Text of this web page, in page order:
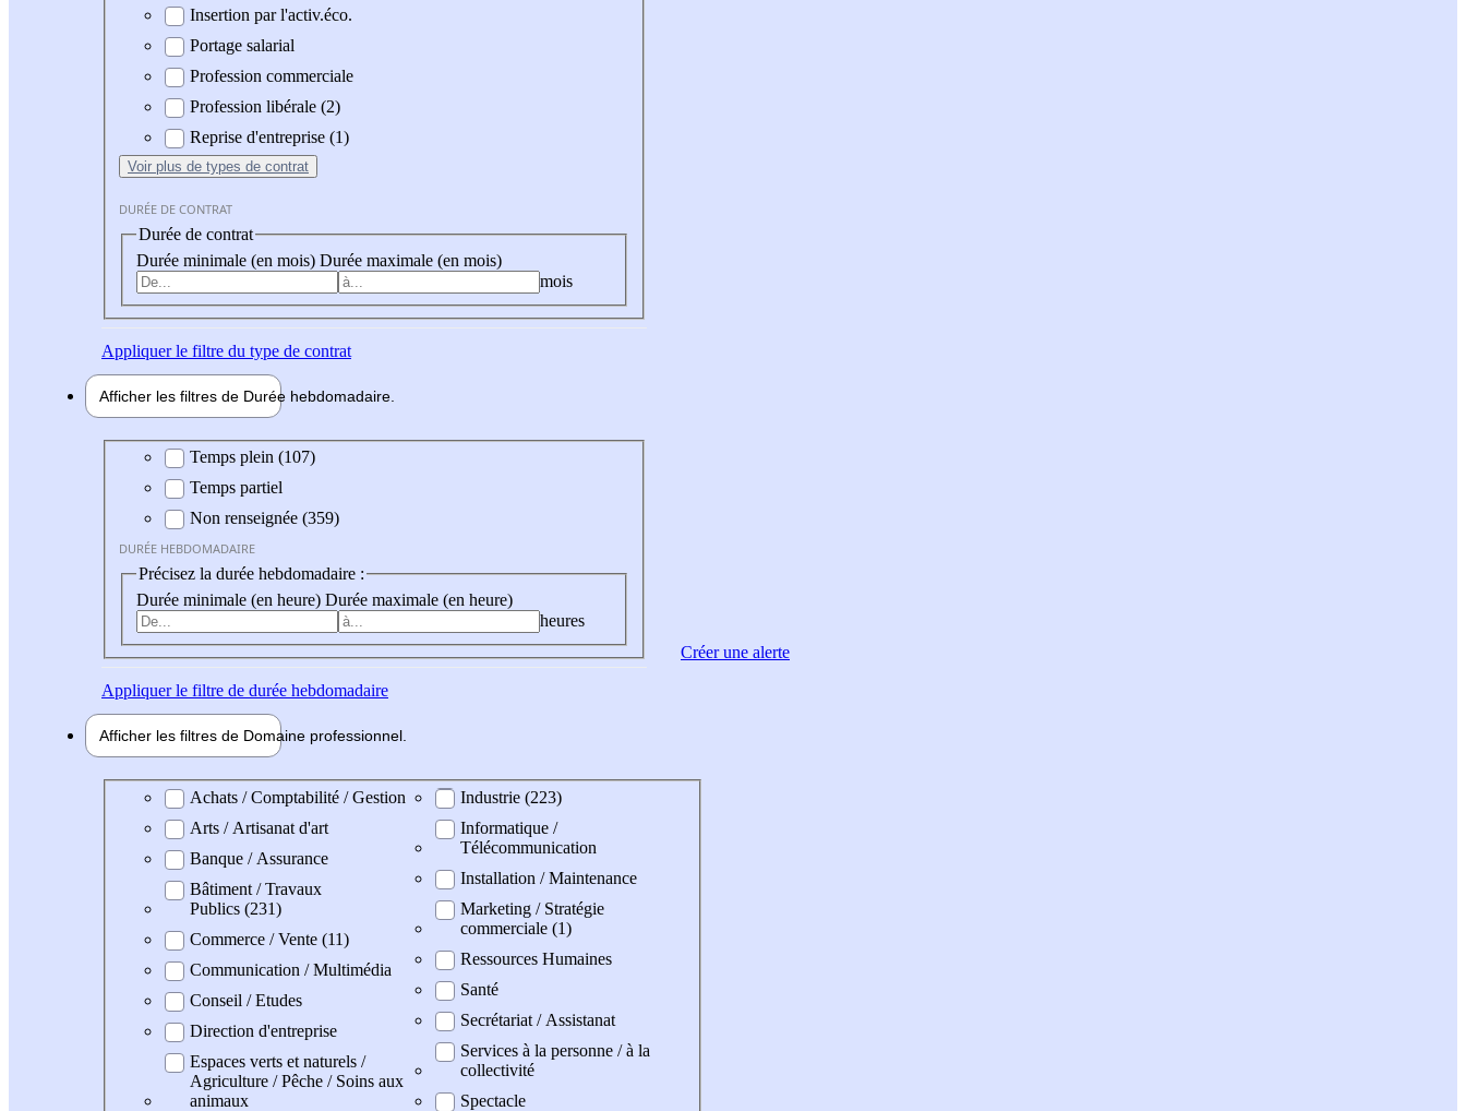
Insertion par l'activ.éco.
Portage salarial
Profession commerciale
Profession libérale (2)
Reprise d'entreprise (1)
Voir plus de types de contrat
DURÉE DE CONTRAT
Durée de contrat
Durée minimale (en mois) Durée maximale (en mois)
mois
Appliquerle filtre du type de contrat
Afficher les filtres de Durée hebdomadaire
Durée hebdomadaire
Temps plein (107)
Temps partiel
Non renseignée (359)
DURÉE HEBDOMADAIRE
Précisez la durée hebdomadaire :
Durée minimale (en heure) Durée maximale (en heure)
heures
Appliquerle filtre de durée hebdomadaire
Afficher les filtres de Domaine professionnel
Domaine professionel
Achats / Comptabilité / Gestion
Arts / Artisanat d'art
Banque / Assurance
Bâtiment / Travaux
Publics (231)
Commerce / Vente (11)
Communication / Multimédia
Conseil / Etudes
Direction d'entreprise
Espaces verts et naturels /
Agriculture / Pêche / Soins aux
animaux
Industrie (223)
Informatique /
Télécommunication
Installation / Maintenance
Marketing / Stratégie
commerciale (1)
Ressources Humaines
Santé
Secrétariat / Assistanat
Services à la personne / à la
collectivité
Spectacle
Créer une alerte